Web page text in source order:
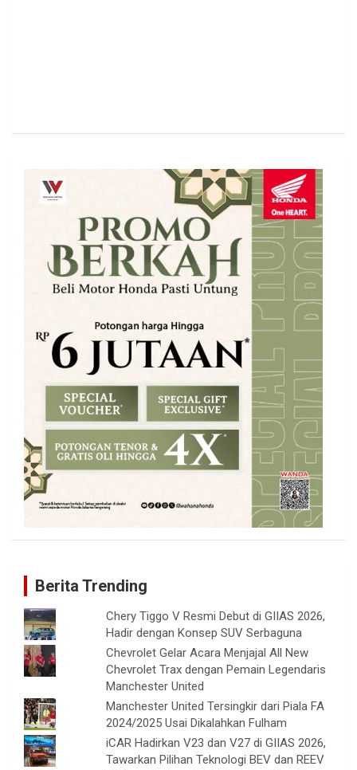
Berita Trending
Chery Tiggo V Resmi Debut di GIIAS 2026,
Hadir dengan Konsep SUV Serbaguna
Chevrolet Gelar Acara Menjajal All New
Chevrolet Trax dengan Pemain Legendaris
Manchester United
Manchester United Tersingkir dari Piala FA
2024/2025 Usai Dikalahkan Fulham
iCAR Hadirkan V23 dan V27 di GIIAS 2026,
Tawarkan Pilihan Teknologi BEV dan REEV